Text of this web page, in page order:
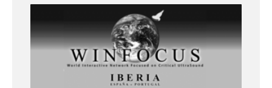
Ecografía clínica pulmonar en el
punto de atención – 16 y 17 de
febrero 2023